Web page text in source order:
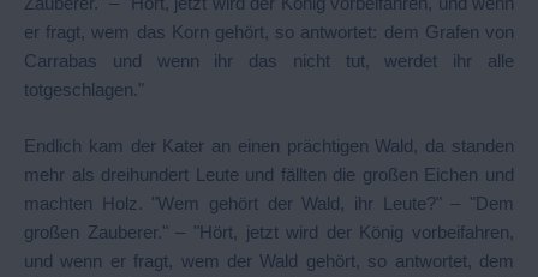
er fragt, wem das Korn gehört, so antwortet: dem Grafen von
Carrabas und wenn ihr das nicht tut, werdet ihr alle
totgeschlagen."
Endlich kam der Kater an einen prächtigen Wald, da standen
mehr als dreihundert Leute und fällten die großen Eichen und
machten Holz. "Wem gehört der Wald, ihr Leute?" – "Dem
großen Zauberer." – "Hört, jetzt wird der König vorbeifahren,
und wenn er fragt, wem der Wald gehört, so antwortet, dem